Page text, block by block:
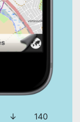
↓ 140